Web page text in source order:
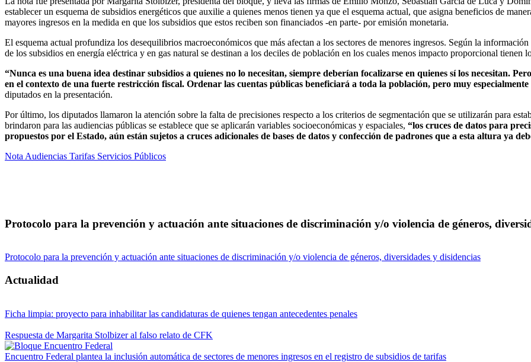
establecer un esquema de subsidios energéticos que auxilie a quienes menos tienen ya que el esquema actual, que asigna beneficios de
mayores ingresos en la medida en que los subsidios que estos reciben son financiados -en parte- por emisión monetaria.
El esquema actual profundiza los desequilibrios macroeconómicos que más afectan a los sectores de menores ingresos. Según la
de los subsidios en energía eléctrica y en gas natural se destinan a los deciles de población en los cuales menos impacto proporcional tienen
“Nunca es una buena idea destinar subsidios a quienes no lo necesitan, siempre deberían focalizarse en quienes sí los necesitan.
en el contexto de una fuerte restricción fiscal. Ordenar las cuentas públicas beneficiará a toda la población, pero muy
diputados en la presentación.
Por último, los diputados llamaron la atención sobre la falta de precisiones respecto a los criterios de segmentación que se utilizarán para
brindaron para las audiencias públicas se establece que se aplicarán variables socioeconómicas y espaciales, “los cruces de datos para
propuestos por el Estado, aún están sujetos a cruces adicionales de bases de datos y confección de padrones que a esta altura ya
Nota Audiencias Tarifas Servicios Públicos
Protocolo para la prevención y actuación ante situaciones de discriminación y/o violencia de géneros,
Protocolo para la prevención y actuación ante situaciones de discriminación y/o violencia de géneros, diversidades y disidencias
Actualidad
Ficha limpia: proyecto para inhabilitar las candidaturas de quienes tengan antecedentes penales
Respuesta de Margarita Stolbizer al falso relato de CFK
Encuentro Federal plantea la inclusión automática de sectores de menores ingresos en el registro de subsidios de tarifas